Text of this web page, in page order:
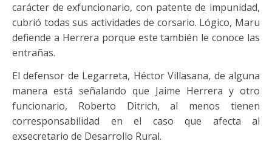
carácter de exfuncionario, con patente de impunidad,
cubrió todas sus actividades de corsario. Lógico, Maru
defiende a Herrera porque este también le conoce las
entrañas.
El defensor de Legarreta, Héctor Villasana, de alguna
manera está señalando que Jaime Herrera y otro
funcionario, Roberto Ditrich, al menos tienen
corresponsabilidad en el caso que afecta al
exsecretario de Desarrollo Rural.